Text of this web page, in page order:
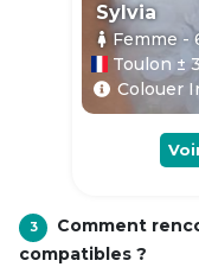
Sylvia
Femme -
Toulon ±
Colouer
3
Comment
compatibles ?